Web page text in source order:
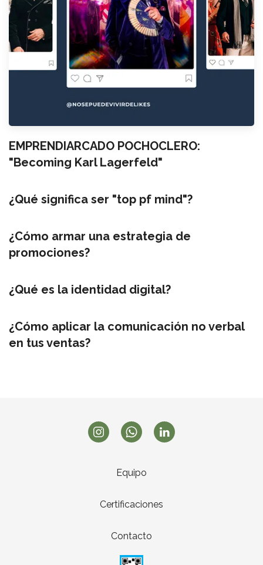
EMPRENDIARCADO POCHOCLERO:
"Becoming Karl Lagerfeld"
¿Qué significa ser "top pf mind"?
¿Cómo armar una estrategia de
promociones?
¿Qué es la identidad digital?
¿Cómo aplicar la comunicación no verbal
en tus ventas?
Equipo
Certificaciones
Contacto